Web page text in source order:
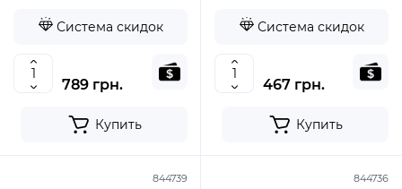
Система скидок
789 грн.
Купить
Система скидок
467 грн.
Купить
844739 844736